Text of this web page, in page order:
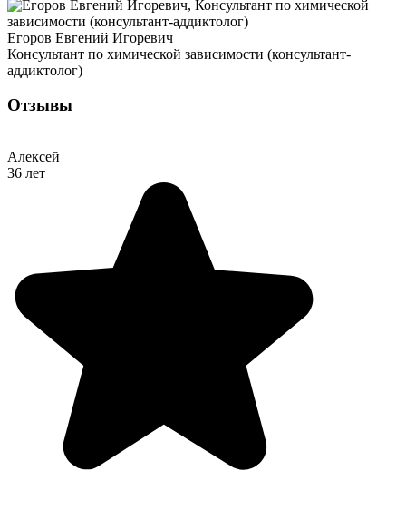
Егоров Евгений Игоревич
Консультант по химической зависимости (консультант-
аддиктолог)
Отзывы
Алексей
36 лет